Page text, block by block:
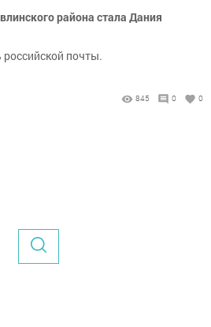
района стала Дания
почты.
845 0 0